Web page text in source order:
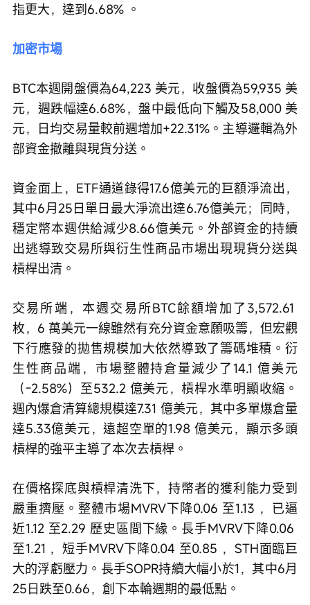
指更大，達到6.68% 。
加密市場
BTC本週開盤價為64,223 美元，收盤價為59,935 美
元，週跌幅達6.68%，盤中最低向下觸及58,000 美
元，日均交易量較前週增加+22.31%。主導邏輯為外
部資金撤離與現貨分送。
資金面上，ETF通道錄得17.6億美元的巨額淨流出，
其中6月25日單日最大淨流出達6.76億美元；同時，
穩定幣本週供給減少8.66億美元。外部資金的持續
出逃導致交易所與衍生性商品市場出現現貨分送與
槓桿出清。
交易所端，本週交易所BTC餘額增加了3,572.61
枚，6 萬美元一線雖然有充分資金意願吸籌，但宏觀
下行應發的拋售規模加大依然導致了籌碼堆積。衍
生性商品端，市場整體持倉量減少了14.1 億美元
（-2.58%）至532.2 億美元，槓桿水準明顯收縮。
週內爆倉清算總規模達7.31 億美元，其中多單爆倉量
達5.33億美元，遠超空單的1.98 億美元，顯示多頭
槓桿的強平主導了本次去槓桿。
在價格探底與槓桿清洗下，持幣者的獲利能力受到
嚴重擠壓。整體市場MVRV下降0.06 至1.13 ，已逼
近1.12 至2.29 歷史區間下緣。長手MVRV下降0.06
至1.21 ，短手MVRV下降0.04 至0.85 ，STH面臨巨
大的浮虧壓力。長手SOPR持續大幅小於1，其中6月
25日跌至0.66，創下本輪週期的最低點。